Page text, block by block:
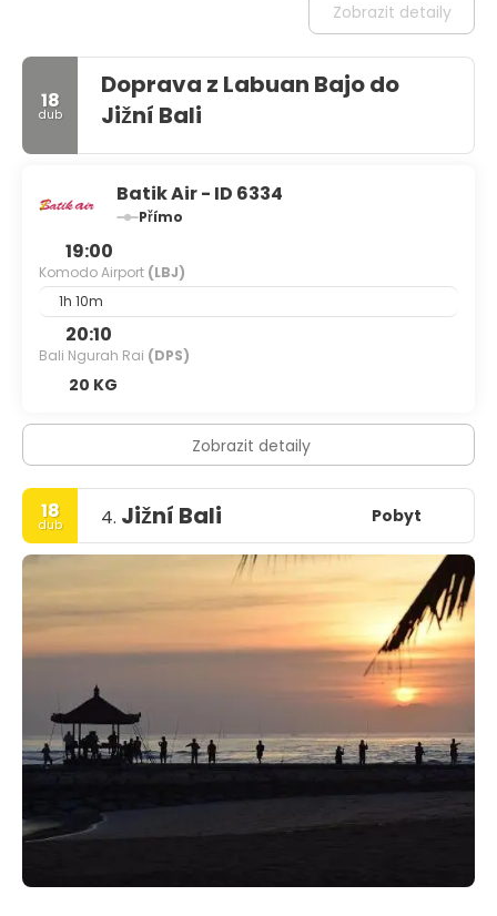
Zobrazit detaily
18
dub
Doprava z Labuan Bajo do
Jižní Bali
Batik Air - ID 6334
Přímo
19:00
Komodo Airport (LBJ)
1h 10m
20:10
Bali Ngurah Rai (DPS)
20 KG
Zobrazit detaily
18
dub 4. Jižní Bali Pobyt